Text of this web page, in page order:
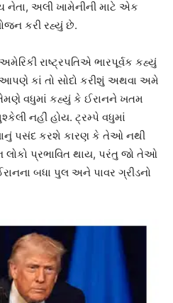
નેતા, અલી ખામેનીની માટે એક
કરી રહ્યું છે.
રાષ્ટ્રપતિએ ભારપૂર્વક કહ્યું
કાં તો સોદો કરીશું અથવા અમે
વધુમાં કહ્યું કે ઈરાનને ખતમ
નહીં હોય. ટ્રમ્પે વધુમાં
પસંદ કરશે કારણ કે તેઓ નથી
લોકો પ્રભાવિત થાય, પરંતુ જો તેઓ
બધા પુલ અને પાવર ગ્રીડનો